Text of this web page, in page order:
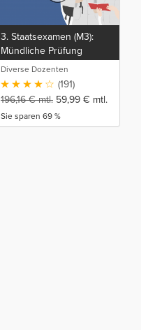
3. Staatsexamen (M3):
Mündliche Prüfung
Diverse Dozenten
(191)
196,16€mtl. 59,99 € mtl.
Sie sparen 69 %